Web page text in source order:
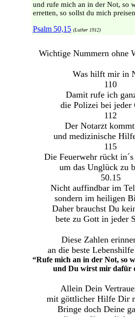
und rufe mich an in der Not, so
erretten, so sollst du mich
Psalm 50,15 (Luther 1912)
Wichtige Nummern ohne
Was hilft mir in
110
Damit rufe ich
die Polizei bei jeder
112
Der Notarzt
und medizinische
115
Die Feuerwehr rückt in´s
um das Unglück zu
50.15
Nicht auffindbar im
sondern im heiligen
Daher brauchst Du
bete zu Gott in jeder
Diese Zahlen
an die beste
“Rufe mich an in der Not, so
und Du wirst mir dafür
Allein Dein
mit göttlicher Hilfe Dir
Bringe doch Deine